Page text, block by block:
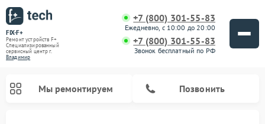
FIX-F+
Ремонт устройств F+
Специализированный
cервисный центр г.
Владимир
+7 (800) 301-55-83
Ежедневно, с 10:00 до 20:00
+7 (800) 301-55-83
Звонок бесплатный по РФ
Мы ремонтируем Позвонить